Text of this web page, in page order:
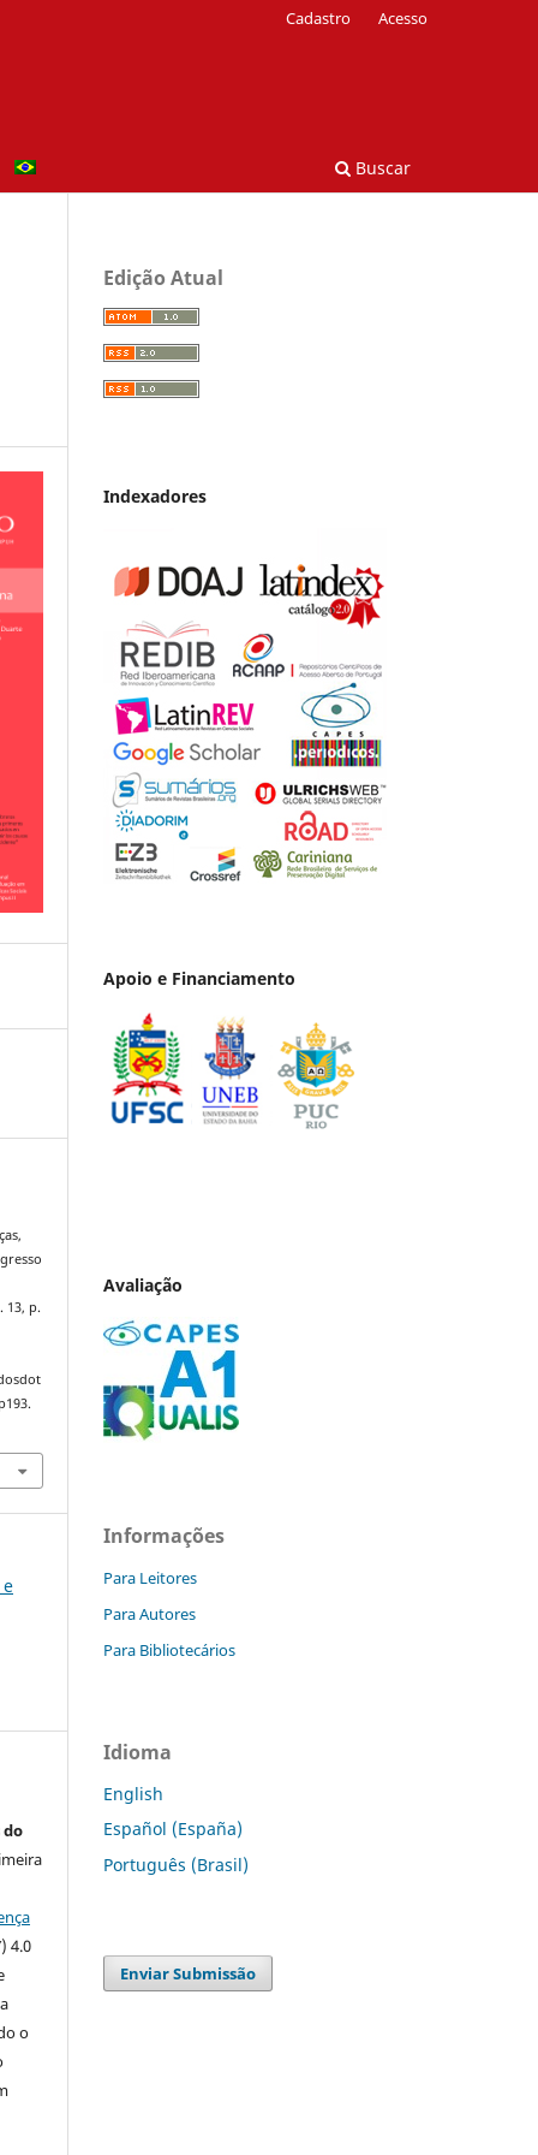
Buscar
Cadastro Acesso
13, p.
do
4.0
o
Edição Atual
Indexadores
Apoio e Financiamento
Avaliação
Informações
Para Leitores
Para Autores
Para Bibliotecários
Idioma
English
Español (España)
Português (Brasil)
Enviar Submissão